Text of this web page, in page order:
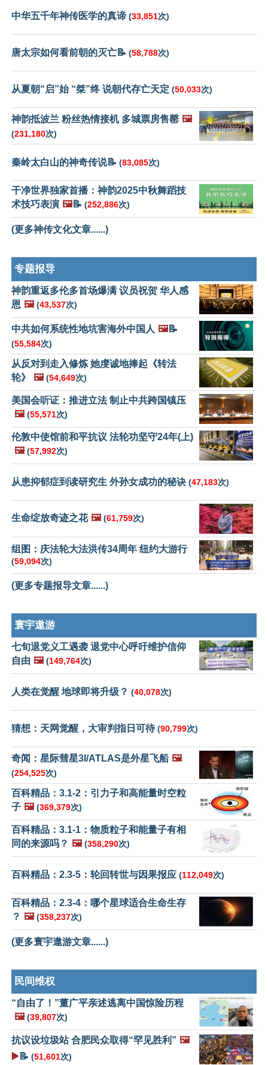
中华五千年神传医学的真谛 (33,851次)
唐太宗如何看前朝的灭亡📝 (58,788次)
从夏朝“启”始 “桀”终 说朝代存亡天定 (50,033次)
神韵抵波兰 粉丝热情接机 多城票房售罄 🖼️
(231,180次)
秦岭太白山的神奇传说📝 (83,085次)
干净世界独家首播：神韵2025中秋舞蹈技
术技巧表演 🖼️📝 (252,886次)
(更多神传文化文章......)
专题报导
神韵重返多伦多首场爆满 议员祝贺 华人感
恩 🖼️ (43,537次)
中共如何系统性地坑害海外中国人 🖼️📝
(55,584次)
从反对到走入修炼 她虔诚地捧起《转法
轮》
🖼️ (54,649次)
美国会听证：推进立法 制止中共跨国镇压
🖼️ (55,571次)
伦敦中使馆前和平抗议 法轮功坚守24年(上)
🖼️ (57,992次)
从患抑郁症到读研究生 外孙女成功的秘诀 (47,183次)
生命绽放奇迹之花 🖼️ (61,759次)
组图：庆法轮大法洪传34周年 纽约大游行
(59,094次)
(更多专题报导文章......)
寰宇遨游
七旬退党义工遇袭 退党中心呼吁维护信仰
自由 🖼️ (149,764次)
人类在觉醒 地球即将升级？ (40,078次)
猜想：天网觉醒，大审判指日可待(90,799次)
奇闻：星际彗星3I/ATLAS是外星飞船 🖼️
(254,525次)
百科精品：3.1-2：引力子和高能量时空粒
子 🖼️ (369,379次)
百科精品：3.1-1：物质粒子和能量子有相
同的来源吗？ 🖼️ (358,290次)
百科精品：2.3-5：轮回转世与因果报应 (112,049次)
百科精品：2.3-4：哪个星球适合生命生存
？ 🖼️ (358,237次)
(更多寰宇遨游文章......)
民间维权
“自由了！”董广平亲述逃离中国惊险历程
🖼️ (39,807次)
抗议设垃圾站 合肥民众取得“罕见胜利” 🖼️
▶️📝 (51,601次)